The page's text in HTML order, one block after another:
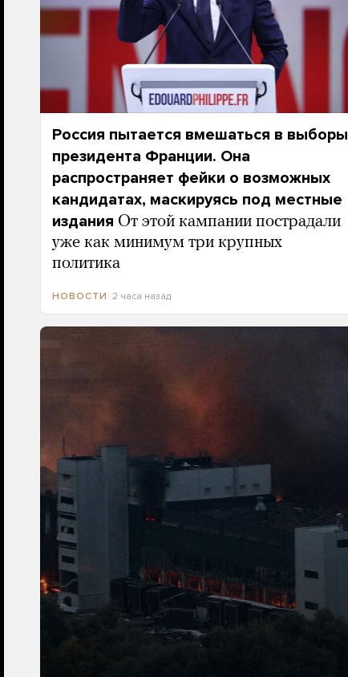
Россия пытается вмешаться в выборы
президента Франции. Она
распространяет фейки о возможных
кандидатах, маскируясь под местные
издания От этой кампании пострадали
уже как минимум три крупных
политика
НОВОСТИ 2 часа назад